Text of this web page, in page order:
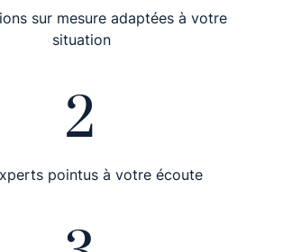
2
pointus à votre écoute
3